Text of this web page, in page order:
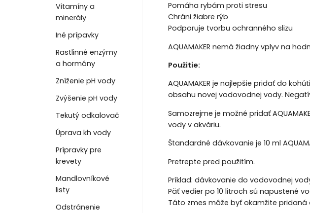
Vitamíny a
minerály
Iné prípavky
Rastlinné enzýmy
a hormóny
Zníženie pH vody
Zvýšenie pH vody
Tekutý odkalovač
Úprava kh vody
Prípravky pre
krevety
Mandlovníkové
listy
Odstránenie
Pomáha rybám proti stresu
Chráni žiabre rýb
Podporuje tvorbu ochranného slizu
AQUAMAKER nemá žiadny vplyv na
Použitie:
AQUAMAKER je najlepšie pridať do
obsahu novej vodovodnej vody.
Samozrejme je možné pridať
vody v akváriu.
Štandardné dávkovanie je 10 ml
Pretrepte pred použitím.
Príklad: dávkovanie do vodovodnej
Päť vedier po 10 litroch sú napustené
Táto zmes môže byť okamžite pridaná